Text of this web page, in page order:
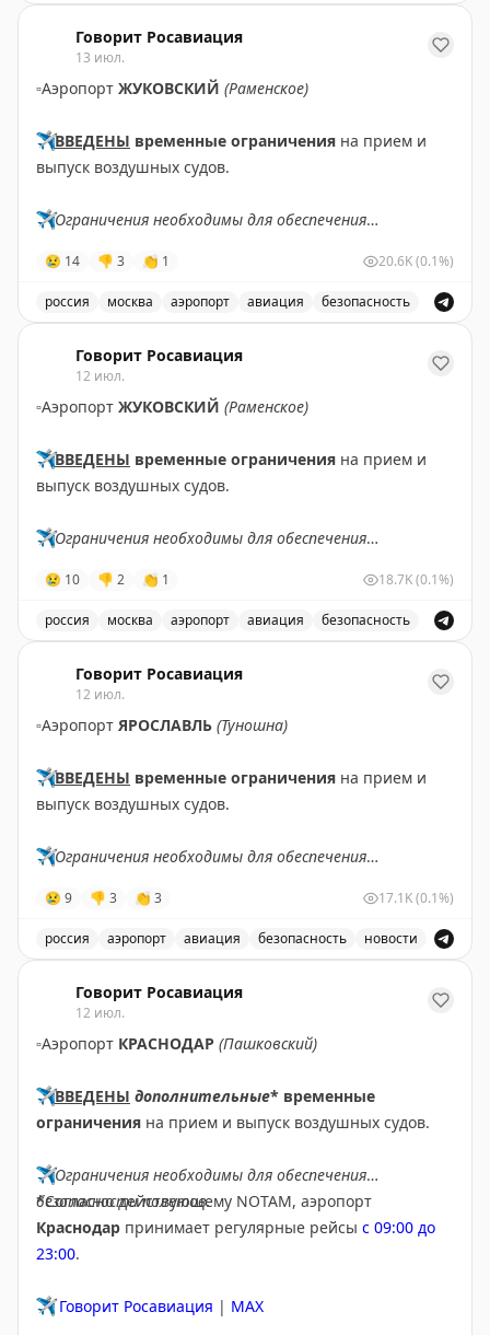
Говорит Росавиация
13 июл.
▫️Аэропорт ЖУКОВСКИЙ (Раменское)
✈️ВВЕДЕНЫ временные ограничения на прием и
выпуск воздушных судов.
✈️Ограничения необходимы для обеспечения
✈️ Говорит Росавиация| MАХ
😢 14 👎 3 👏 1 20.6K(0.1%)
россия москва аэропорт авиация безопасность
Говорит Росавиация
12 июл.
▫️Аэропорт ЖУКОВСКИЙ (Раменское)
✈️ВВЕДЕНЫ временные ограничения на прием и
выпуск воздушных судов.
✈️Ограничения необходимы для обеспечения
✈️ Говорит Росавиация| MАХ
😢 10 👎 2 👏 1 18.7K(0.1%)
россия москва аэропорт авиация безопасность
Говорит Росавиация
12 июл.
▫️Аэропорт ЯРОСЛАВЛЬ (Туношна)
✈️ВВЕДЕНЫ временные ограничения на прием и
выпуск воздушных судов.
✈️Ограничения необходимы для обеспечения
✈️ Говорит Росавиация|МАХ
😢 9 👎 3 👏 3 17.1K(0.1%)
россия аэропорт авиация безопасность новости
Говорит Росавиация
12 июл.
▫️Аэропорт КРАСНОДАР (Пашковский)
✈️ВВЕДЕНЫ дополнительные* временные
ограничения на прием и выпуск воздушных судов.
✈️Ограничения необходимы для обеспечения
безопасности полетов.
*Согласно действующему NOTAM, аэропорт
Краснодар принимает регулярные рейсы с 09:00 до
23:00.
✈️ Говорит Росавиация | MAX